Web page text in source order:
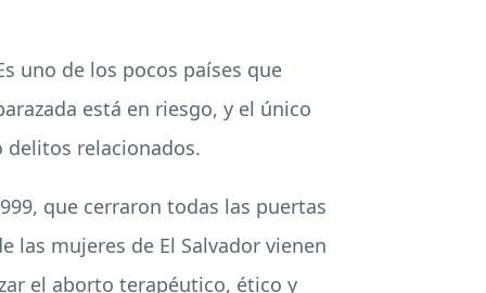
uno de los pocos países que
está en riesgo, y el único
delitos relacionados.
que cerraron todas las puertas
mujeres de El Salvador vienen
el aborto terapéutico, ético y